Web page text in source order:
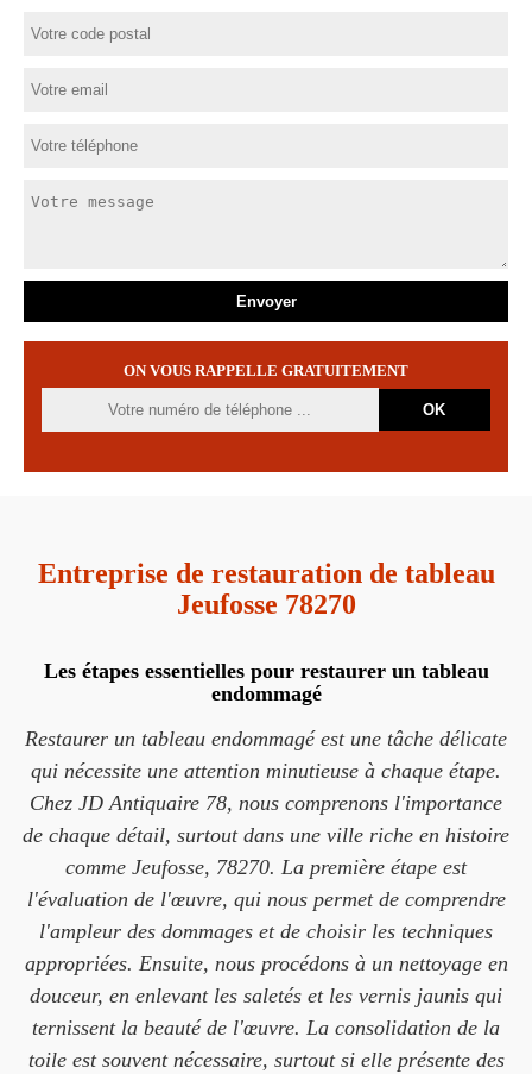
ON VOUS RAPPELLE GRATUITEMENT
Entreprise de restauration de tableau
Jeufosse 78270
Les étapes essentielles pour restaurer un tableau
endommagé
Restaurer un tableau endommagé est une tâche délicate
qui nécessite une attention minutieuse à chaque étape.
Chez JD Antiquaire 78, nous comprenons l'importance
de chaque détail, surtout dans une ville riche en histoire
comme Jeufosse, 78270. La première étape est
l'évaluation de l'œuvre, qui nous permet de comprendre
l'ampleur des dommages et de choisir les techniques
appropriées. Ensuite, nous procédons à un nettoyage en
douceur, en enlevant les saletés et les vernis jaunis qui
ternissent la beauté de l'œuvre. La consolidation de la
toile est souvent nécessaire, surtout si elle présente des